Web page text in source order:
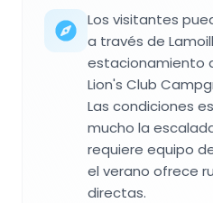
Los visitantes
a través de
estacionamiento
Lion's Club
Las condiciones
mucho la
requiere equipo
el verano ofrece
directas.